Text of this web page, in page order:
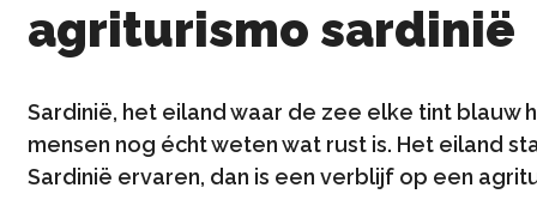
agriturismo sardinië
Sardinië, het eiland waar de zee elke tint
mensen nog écht weten wat rust is. Het eiland
Sardinië ervaren, dan is een verblijf op een